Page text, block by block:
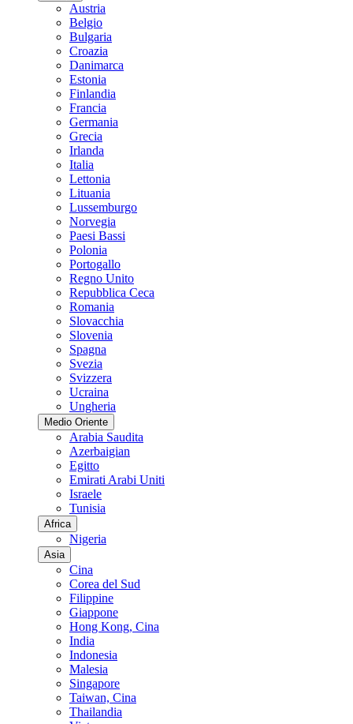
Austria
Belgio
Bulgaria
Croazia
Danimarca
Estonia
Finlandia
Francia
Germania
Grecia
Irlanda
Italia
Lettonia
Lituania
Lussemburgo
Norvegia
Paesi Bassi
Polonia
Portogallo
Regno Unito
Repubblica Ceca
Romania
Slovacchia
Slovenia
Spagna
Svezia
Svizzera
Ucraina
Ungheria
Medio Oriente
Arabia Saudita
Azerbaigian
Egitto
Emirati Arabi Uniti
Israele
Tunisia
Africa
Nigeria
Asia
Cina
Corea del Sud
Filippine
Giappone
Hong Kong, Cina
India
Indonesia
Malesia
Singapore
Taiwan, Cina
Thailandia